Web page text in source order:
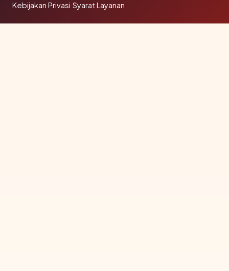
Kebijakan Privasi·Syarat Layanan